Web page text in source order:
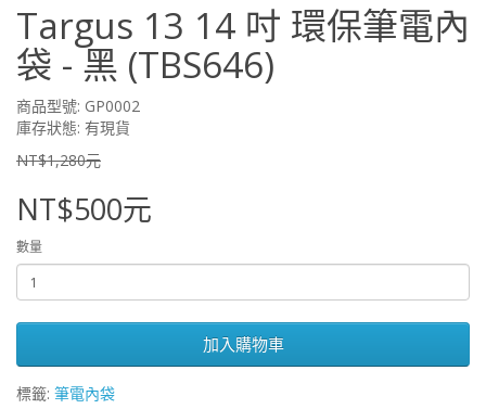
Targus 13 14 吋 環保筆電內
袋 - 黑 (TBS646)
商品型號: GP0002
庫存狀態: 有現貨
NT$1,280元
NT$500元
數量
加入購物車
標籤: 筆電內袋